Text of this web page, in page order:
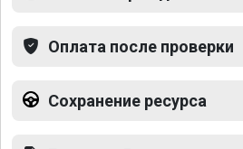
Оплата после проверки
Сохранение ресурса